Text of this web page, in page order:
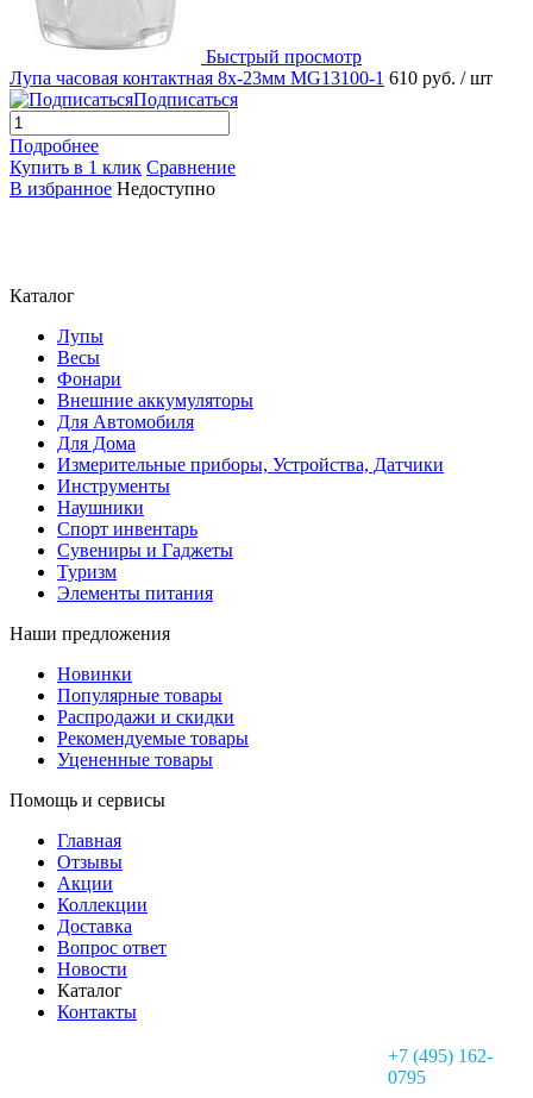
Быстрый просмотр
Лупа часовая контактная 8х-23мм MG13100-1 610 руб. / шт
Подписаться
Подробнее
Купить в 1 клик Сравнение
В избранное Недоступно
Каталог
Лупы
Весы
Фонари
Внешние аккумуляторы
Для Автомобиля
Для Дома
Измерительные приборы, Устройства, Датчики
Инструменты
Наушники
Спорт инвентарь
Сувениры и Гаджеты
Туризм
Элементы питания
Наши предложения
Новинки
Популярные товары
Распродажи и скидки
Рекомендуемые товары
Уцененные товары
Помощь и сервисы
Главная
Отзывы
Акции
Коллекции
Доставка
Вопрос ответ
Новости
Каталог
Контакты
+7 (495) 162-
0795